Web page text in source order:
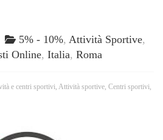
5% - 10%, Attività Sportive,
Online, Italia, Roma
e centri sportivi Attività sportive Centri sportivi